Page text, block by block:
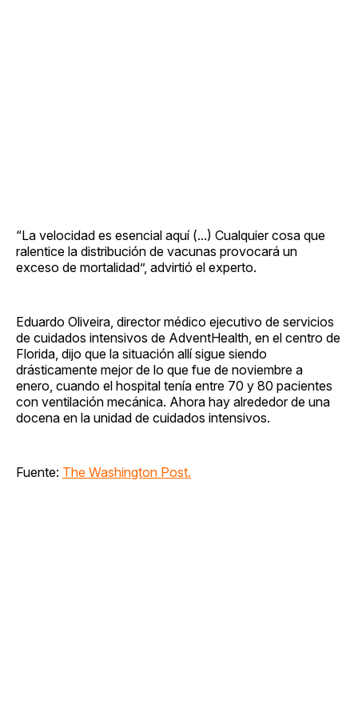
“La velocidad es esencial aquí (...) Cualquier cosa que
ralentice la distribución de vacunas provocará un
exceso de mortalidad”, advirtió el experto.
Eduardo Oliveira, director médico ejecutivo de servicios
de cuidados intensivos de AdventHealth, en el centro de
Florida, dijo que la situación allí sigue siendo
drásticamente mejor de lo que fue de noviembre a
enero, cuando el hospital tenía entre 70 y 80 pacientes
con ventilación mecánica. Ahora hay alrededor de una
docena en la unidad de cuidados intensivos.
Fuente: The Washington Post.